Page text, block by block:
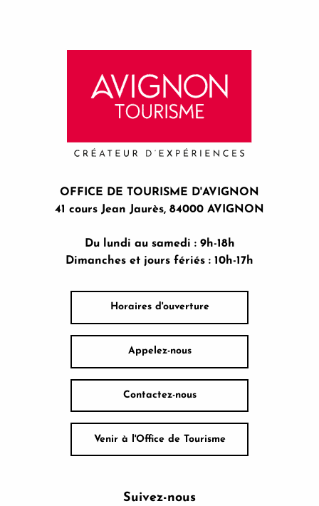
OFFICE DE TOURISME D'AVIGNON
41 cours Jean Jaurès, 84000 AVIGNON
Du lundi au samedi : 9h-18h
Dimanches et jours fériés : 10h-17h
Horaires d'ouverture
Appelez-nous
Contactez-nous
Venir à l'Office de Tourisme
Suivez-nous